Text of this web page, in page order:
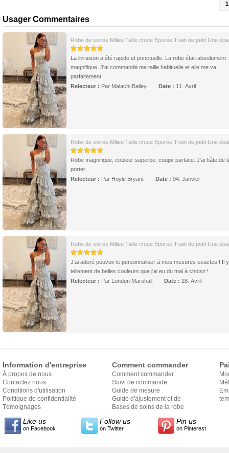
Usager Commentaires
Robe de soirée Milieu Taille chute Epurée Train de petit Une
La livraison a été rapide et ponctuelle. La robe était absolument
magnifique. J'ai commandé ma taille habituelle et elle me va
parfaitement.
Relecteur : Par Malachi Bailey Date : 11. Avril
Robe de soirée Milieu Taille chute Epurée Train de petit Une
Robe magnifique, couleur superbe, coupe parfaite. J'ai hâte de
porter.
Relecteur : Par Hoyle Bryant Date : 04. Janvier
Robe de soirée Milieu Taille chute Epurée Train de petit Une
J'ai adoré pouvoir le personnaliser à mes mesures exactes ! Il
tellement de belles couleurs que j'ai eu du mal à choisir !
Relecteur : Par London Marshall Date : 28. Avril
Information d'entreprise
À propos de nous
Contactez nous
Conditions d'utilisation
Politique de confidentialité
Témoignages
Comment commander
Comment commander
Suivi de commande
Guide de mesure
Guide d'ajustement et de
style
Bases de soins de la robe
Like us
on Facebook
Follow us
on Twitter
Pin us
on Pinterest